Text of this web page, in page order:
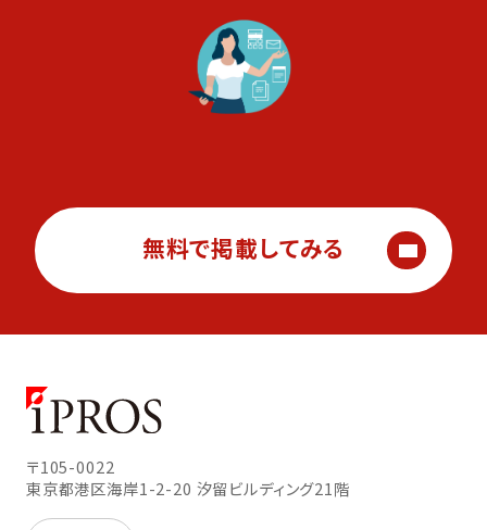
無料で掲載してみる
〒105-0022
東京都港区海岸1-2-20 汐留ビルディング21階